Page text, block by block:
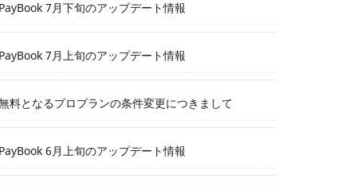
7月下旬のアップデート情報
7月上旬のアップデート情報
料となるプロプランの条件変更につきまして
6月上旬のアップデート情報